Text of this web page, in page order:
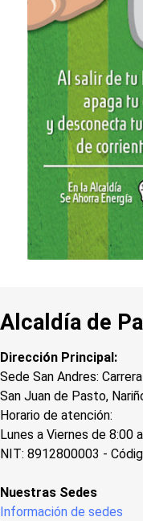
Alcaldía de
Dirección Principal:
Sede San Andres:
San Juan de Pasto,
Horario de atención:
Lunes a Viernes de 8:00
NIT: 8912800003 -
Nuestras Sedes
Información de sedes